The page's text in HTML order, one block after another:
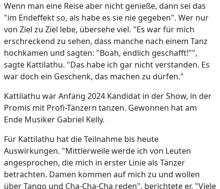
Wenn man eine Reise aber nicht genieße, dann sei das
"im Endeffekt so, als habe es sie nie gegeben". Wer nur
von Ziel zu Ziel lebe, übersehe viel. "Es war für mich
erschreckend zu sehen, dass manche nach einem Tanz
hochkamen und sagten: "Boah, endlich geschafft!"",
sagte Kattilathu. "Das habe ich gar nicht verstanden. Es
war doch ein Geschenk, das machen zu dürfen."
Kattilathu war Anfang 2024 Kandidat in der Show, in der
Promis mit Profi-Tänzern tanzen. Gewonnen hat am
Ende Musiker Gabriel Kelly.
Für Kattilathu hat die Teilnahme bis heute
Auswirkungen. "Mittlerweile werde ich von Leuten
angesprochen, die mich in erster Linie als Tänzer
betrachten. Damen kommen auf mich zu und wollen
über Tango und Cha-Cha-Cha reden", berichtete er. "Viele